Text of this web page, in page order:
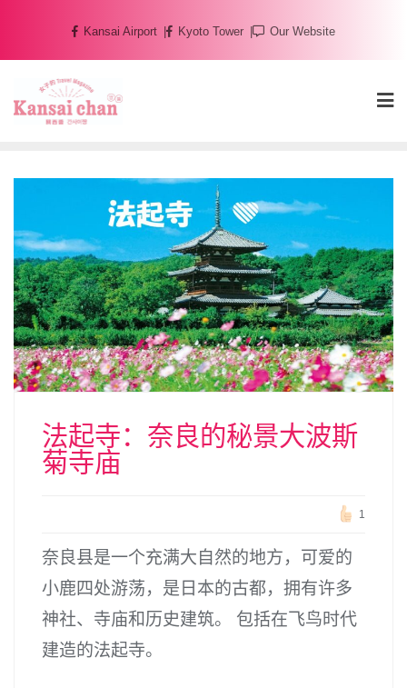
content
Kansai Airport Kyoto Tower Our Website
法起寺：奈良的秘景大波斯
菊寺庙
1
奈良县是一个充满大自然的地方，可爱的
小鹿四处游荡，是日本的古都，拥有许多
神社、寺庙和历史建筑。 包括在飞鸟时代
建造的法起寺。